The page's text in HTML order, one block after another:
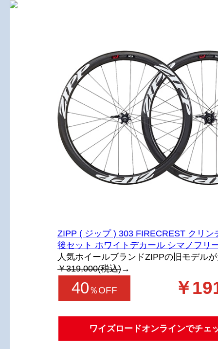
ZIPP ( ジップ ) 303 FIRECREST クリン
後セット ホワイトデカール シマノフリ
人気ホイールブランドZIPPの旧モデル
￥319,000(税込)→
40％OFF ￥
ワイズロードオンラインでチェ